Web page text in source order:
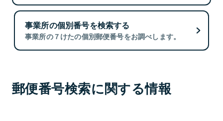
事業所の個別番号を検索する
事業所の７けたの個別郵便番号をお調べします。
郵便番号検索に関する情報